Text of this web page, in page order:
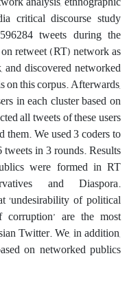
critical discourse study
tweets during the
retweet (RT) network as
discovered networked
this corpus. Afterwards,
in each cluster based on
all tweets of these users
We used 3 coders to
in 3 rounds. Results
were formed in RT
and Diaspora.
‘undesirability of political
corruption’ are the most
Twitter. We, in addition,
on networked publics